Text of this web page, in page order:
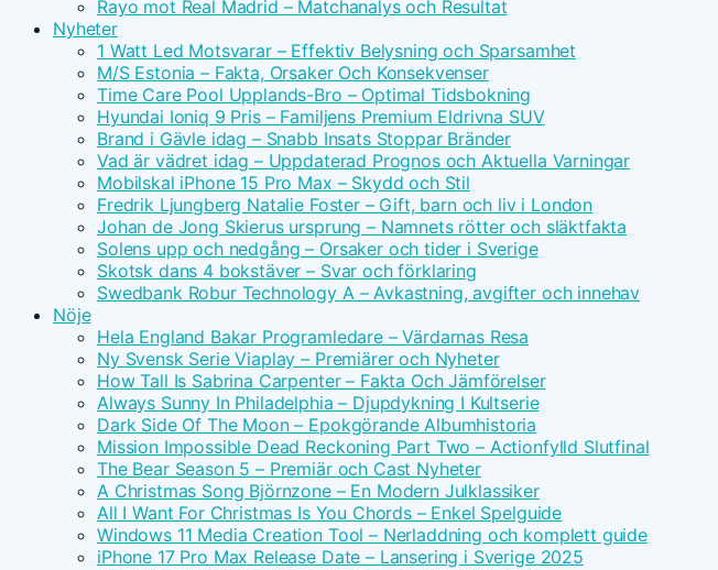
Rayo mot Real Madrid – Matchanalys och Resultat
Nyheter
1 Watt Led Motsvarar – Effektiv Belysning och Sparsamhet
M/S Estonia – Fakta, Orsaker Och Konsekvenser
Time Care Pool Upplands-Bro – Optimal Tidsbokning
Hyundai Ioniq 9 Pris – Familjens Premium Eldrivna SUV
Brand i Gävle idag – Snabb Insats Stoppar Bränder
Vad är vädret idag – Uppdaterad Prognos och Aktuella Varningar
Mobilskal iPhone 15 Pro Max – Skydd och Stil
Fredrik Ljungberg Natalie Foster – Gift, barn och liv i London
Johan de Jong Skierus ursprung – Namnets rötter och släktfakta
Solens upp och nedgång – Orsaker och tider i Sverige
Skotsk dans 4 bokstäver – Svar och förklaring
Swedbank Robur Technology A – Avkastning, avgifter och innehav
Nöje
Hela England Bakar Programledare – Värdarnas Resa
Ny Svensk Serie Viaplay – Premiärer och Nyheter
How Tall Is Sabrina Carpenter – Fakta Och Jämförelser
Always Sunny In Philadelphia – Djupdykning I Kultserie
Dark Side Of The Moon – Epokgörande Albumhistoria
Mission Impossible Dead Reckoning Part Two – Actionfylld Slutfinal
The Bear Season 5 – Premiär och Cast Nyheter
A Christmas Song Björnzone – En Modern Julklassiker
All I Want For Christmas Is You Chords – Enkel Spelguide
Windows 11 Media Creation Tool – Nerladdning och komplett guide
iPhone 17 Pro Max Release Date – Lansering i Sverige 2025